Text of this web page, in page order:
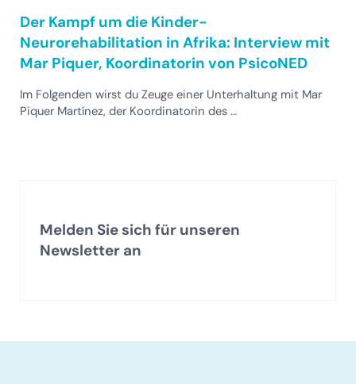
Der Kampf um die Kinder-
Neurorehabilitation in Afrika: Interview mit
Mar Piquer, Koordinatorin von PsicoNED
Im Folgenden wirst du Zeuge einer Unterhaltung mit Mar
Piquer Martínez, der Koordinatorin des …
Melden Sie sich für unseren
Newsletter an